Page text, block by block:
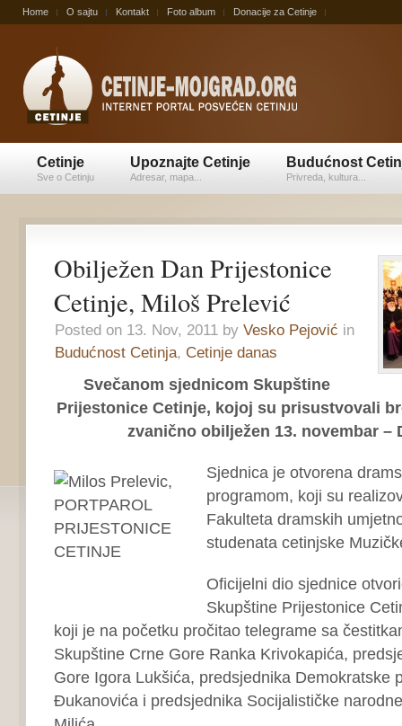
Home O sajtu Kontakt Foto album Donacije za Cetinje
Cetinje
Sve o Cetinju
Upoznajte Cetinje
Adresar, mapa...
Budućnost
Privreda, kultura...
Obilježen Dan Prijestonice
Cetinje, Miloš Prelević
Posted on 13. Nov, 2011 by Vesko Pejović in
Budućnost Cetinja, Cetinje danas
Svečanom sjednicom Skupštine
Prijestonice Cetinje, kojoj su prisustvovali
zvanično obilježen 13. novembar –
Sjednica je otvorena
programom, koji su
Fakulteta dramskih
studenata cetinjske
Oficijelni dio sjednice
Skupštine Prijestonice
koji je na početku pročitao telegrame sa
Skupštine Crne Gore Ranka Krivokapića,
Gore Igora Lukšića, predsjednika Demokratske
Đukanovića i predsjednika Socijalističke